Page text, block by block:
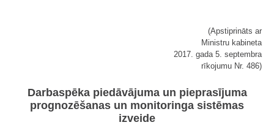
(Apstiprināts ar
Ministru kabineta
2017. gada 5. septembra
rīkojumu Nr. 486)
Darbaspēka piedāvājuma un pieprasījuma
prognozēšanas un monitoringa sistēmas
izveide